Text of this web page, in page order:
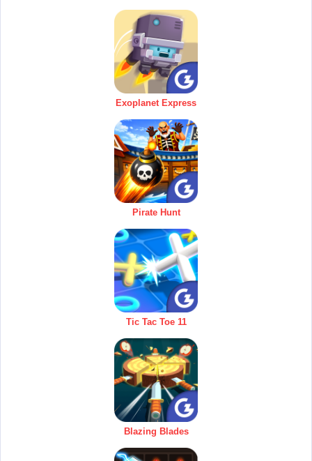
Exoplanet Express
Pirate Hunt
Tic Tac Toe 11
Blazing Blades